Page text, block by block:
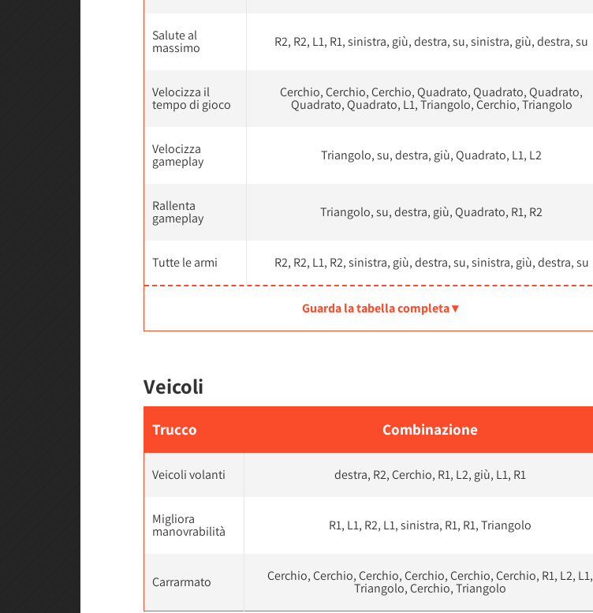
Salute al
massimo R2, R2, L1, R1, sinistra, giù, destra, su, sinistra, giù, destra, su
Velocizza il
tempo di gioco
Cerchio, Cerchio, Cerchio, Quadrato, Quadrato, Quadrato,
Quadrato, Quadrato, L1, Triangolo, Cerchio, Triangolo
Velocizza
gameplay Triangolo, su, destra, giù, Quadrato, L1, L2
Rallenta
gameplay Triangolo, su, destra, giù, Quadrato, R1, R2
Tutte le armi R2, R2, L1, R2, sinistra, giù, destra, su, sinistra, giù, destra, su
Guarda la tabella completa ▾
Veicoli
Trucco Combinazione
Veicoli volanti destra, R2, Cerchio, R1, L2, giù, L1, R1
Migliora
manovrabilità R1, L1, R2, L1, sinistra, R1, R1, Triangolo
Carrarmato Cerchio, Cerchio, Cerchio, Cerchio, Cerchio, Cerchio, R1, L2, L1,
Triangolo, Cerchio, Triangolo